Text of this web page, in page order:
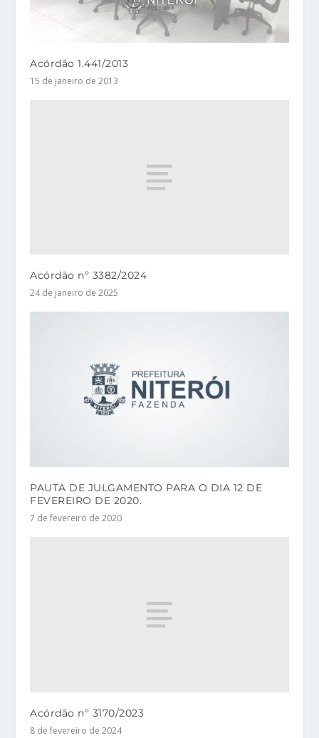
Acórdão 1.441/2013
15 de janeiro de 2013
Acórdão nº 3382/2024
24 de janeiro de 2025
PAUTA DE JULGAMENTO PARA O DIA 12 DE
FEVEREIRO DE 2020.
7 de fevereiro de 2020
Acórdão nº 3170/2023
8 de fevereiro de 2024